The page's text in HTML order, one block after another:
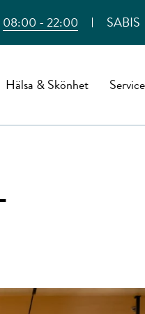
08:00 - 22:00 SABIS
Hälsa & Skönhet Service